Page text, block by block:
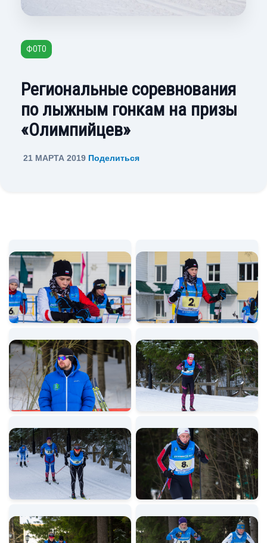
ФОТО
Региональные соревнования
по лыжным гонкам на призы
«Олимпийцев»
21 МАРТА 2019 Поделиться